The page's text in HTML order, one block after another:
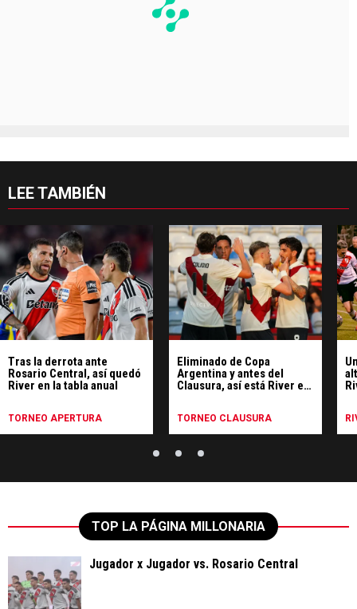
LEE TAMBIÉN
Tras la derrota ante
Rosario Central, así quedó
River en la tabla anual
TORNEO APERTURA
Eliminado de Copa
Argentina y antes del
Clausura, así está River en
Libertadores 2027
TORNEO CLAUSURA
TOP LA PÁGINA MILLONARIA
Jugador x Jugador vs. Rosario Central